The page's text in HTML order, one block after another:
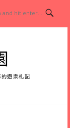
遊樂札記